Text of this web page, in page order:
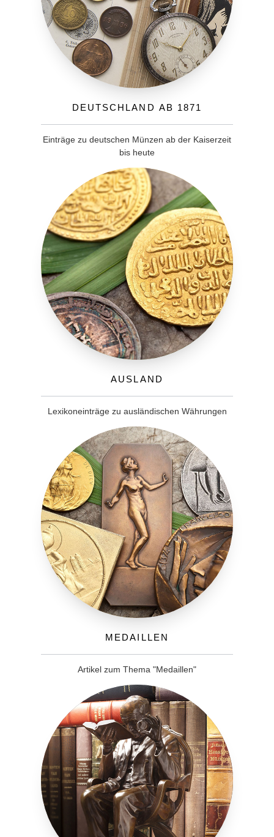
Deutschland ab 1871
Einträge zu deutschen Münzen ab der Kaiserzeit
bis heute
Ausland
Lexikoneinträge zu ausländischen Währungen
Medaillen
Artikel zum Thema "Medaillen"